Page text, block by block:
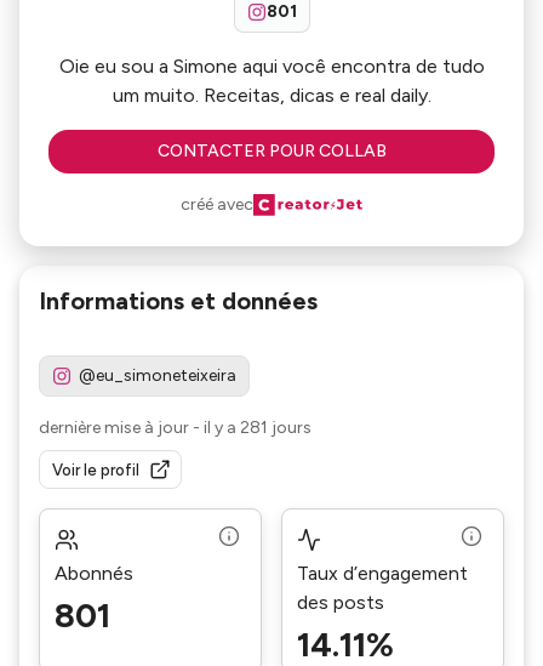
801
Oie eu sou a Simone aqui você encontra de tudo
um muito. Receitas, dicas e real daily.
CONTACTER POUR COLLAB
créé avec
Informations et données
@eu_simoneteixeira
dernière mise à jour - il y a 281 jours
Voir le profil
Abonnés
801
Taux d’engagement
des posts
14.11%